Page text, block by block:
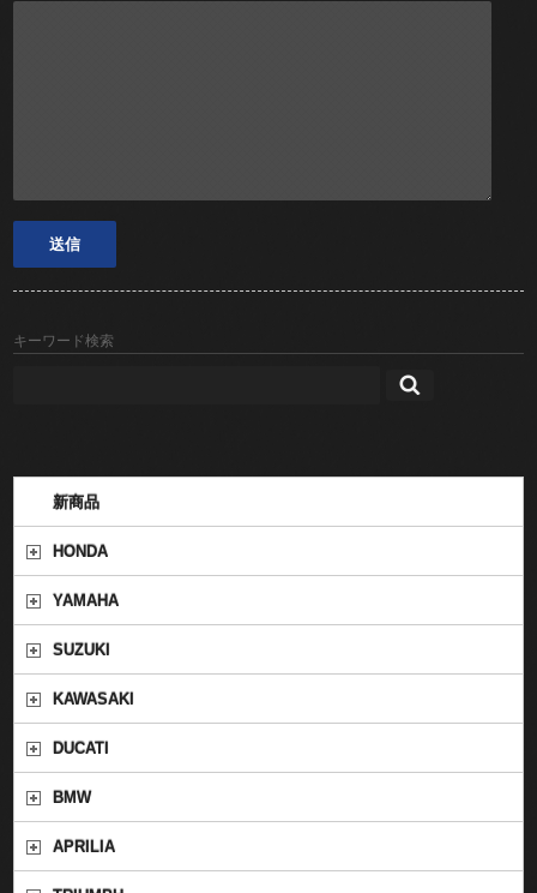
キーワード検索
新商品
HONDA
YAMAHA
SUZUKI
KAWASAKI
DUCATI
BMW
APRILIA